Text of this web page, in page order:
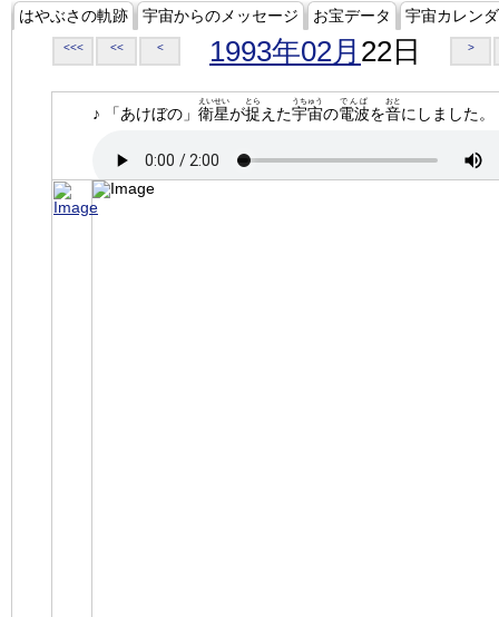
はやぶさの軌跡 宇宙からのメッセージ お宝データ 宇宙カレン
<<< << < 1993年02月 22日 >
♪ 「あけぼの」 衛星
えいせい
が捉
とら
えた宇宙
うちゅう
の電波
でんぱ
を音
おと
にしました。